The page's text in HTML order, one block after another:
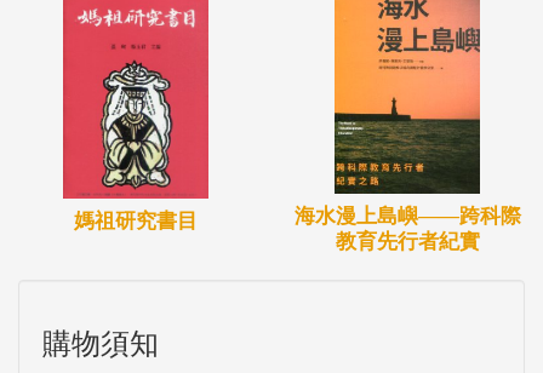
媽祖研究書目
海水漫上島嶼――跨科際
教育先行者紀實
購物須知